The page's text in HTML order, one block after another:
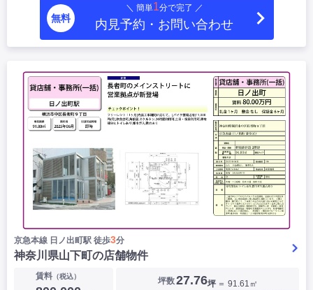
無料
＼ 簡単1分で完了 ／
内見予約・お問い合わせ
京急本線 ⽇ノ出町駅 徒歩3分
神奈川県山下町の店舗物件
賃料（税込） 坪数27.76坪 ＝ 91.61㎡